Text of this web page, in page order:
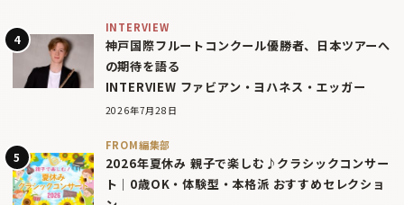
INTERVIEW
神戸国際フルートコンクール優勝者、日本ツアーへ
の期待を語る
INTERVIEW ファビアン・ヨハネス・エッガー
2026年7月28日
FROM編集部
2026年夏休み 親子で楽しむ♪クラシックコンサー
ト｜0歳OK・体験型・本格派 おすすめセレクショ